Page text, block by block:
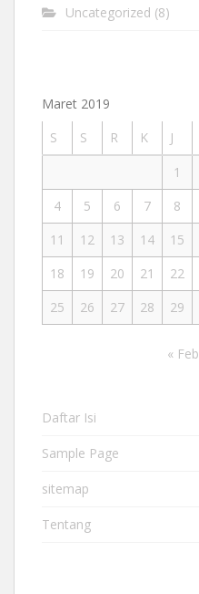
Uncategorized (8)
Maret 2019
S
S R K J
1
4
5 6 7 8
11
12 13 14 15
18
19 20 21 22
25
26 27 28 29
« Feb
Daftar Isi
Sample Page
sitemap
Tentang